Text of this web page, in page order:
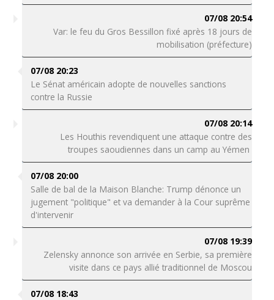
07/08 20:54
Var: le feu du Gros Bessillon fixé après 18 jours de
mobilisation (préfecture)
07/08 20:23
Le Sénat américain adopte de nouvelles sanctions
contre la Russie
07/08 20:14
Les Houthis revendiquent une attaque contre des
troupes saoudiennes dans un camp au Yémen
07/08 20:00
Salle de bal de la Maison Blanche: Trump dénonce un
jugement "politique" et va demander à la Cour suprême
d'intervenir
07/08 19:39
Zelensky annonce son arrivée en Serbie, sa première
visite dans ce pays allié traditionnel de Moscou
07/08 18:43